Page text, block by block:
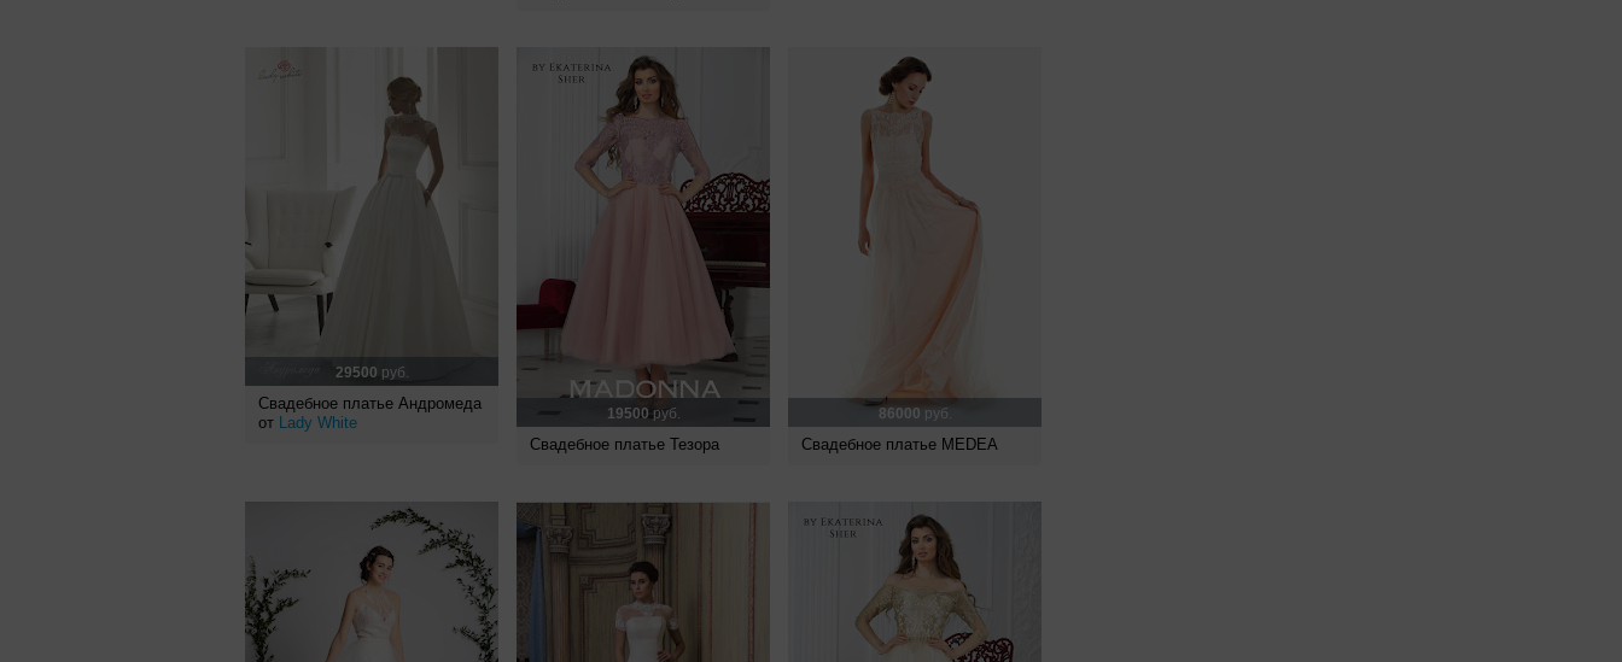
29500 руб.
Свадебное платье Андромеда
от Lady White 19500 руб.
Свадебное платье Тезора
86000 руб.
Свадебное платье MEDEA